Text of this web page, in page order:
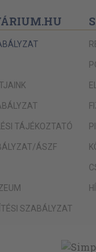
TÁJÉKOZTATÓ
ÁSZF
SZABÁLYZAT